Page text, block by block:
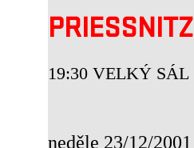
PRIESSNITZ
19:30 VELKÝ SÁL
neděle 23/12/2001